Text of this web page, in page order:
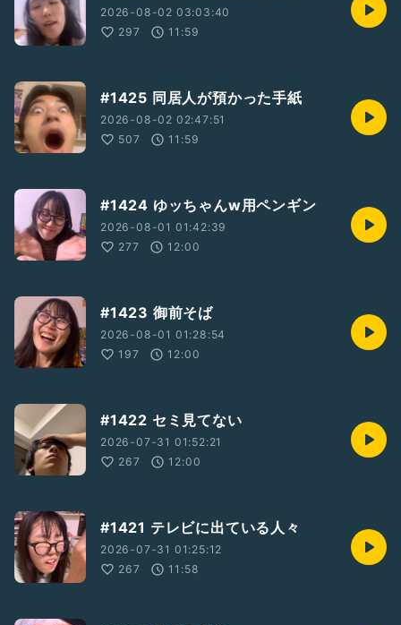
2026-08-02 03:03:40
297
11:59
#1425 同居人が預かった手紙
2026-08-02 02:47:51
507
11:59
#1424 ゆッちゃんw用ペンギン
2026-08-01 01:42:39
277
12:00
#1423 御前そば
2026-08-01 01:28:54
197
12:00
#1422 セミ見てない
2026-07-31 01:52:21
267
12:00
#1421 テレビに出ている人々
2026-07-31 01:25:12
267
11:58